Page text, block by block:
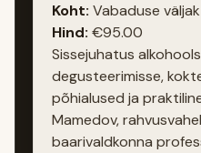
Koht: Vabaduse
Hind: €95.00
Sissejuhatus
degusteerimisse,
põhialused ja
Mamedov,
baarivaldkonna